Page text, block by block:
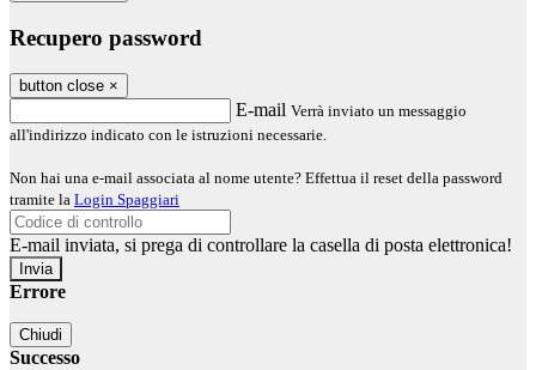
Recupero password
button close ×
E-mail Verrà inviato un messaggio
all'indirizzo indicato con le istruzioni necessarie.
Non hai una e-mail associata al nome utente? Effettua il reset della password
tramite la Login Spaggiari
E-mail inviata, si prega di controllare la casella di posta elettronica!
Errore
Chiudi
Successo